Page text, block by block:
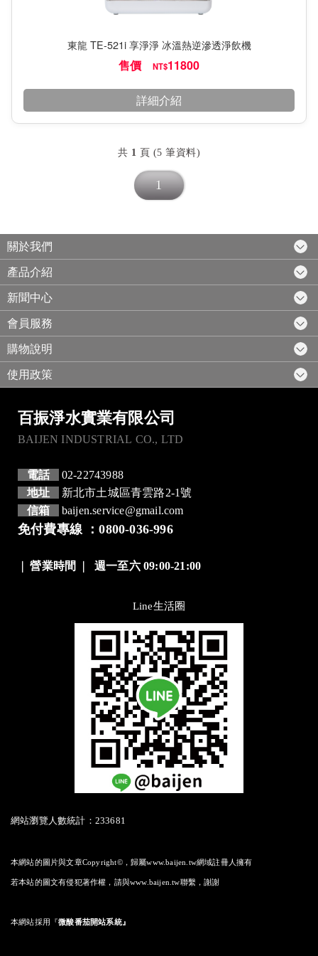
東龍 TE-521i 享淨淨 冰溫熱逆滲透淨飲機
售價 NT$11800
詳細介紹
共 1 頁 (5 筆資料)
1
關於我們
產品介紹
新聞中心
會員服務
購物說明
使用政策
百振淨水實業有限公司
BAIJEN INDUSTRIAL CO., LTD
電話
02-22743988
地址
新北市土城區青雲路2-1號
信箱
baijen.service@gmail.com
免付費專線 ：0800-036-996
營業時間 ❘週一至六 09:00-21:00
Line生活圈
網站瀏覽人數統計：233681
本網站的圖片與文章Copyright©，歸屬www.baijen.tw網域註冊人擁有
若本站的圖文有侵犯著作權，請與www.baijen.tw聯繫，謝謝
本網站採用 『微酸番茄開站系統』